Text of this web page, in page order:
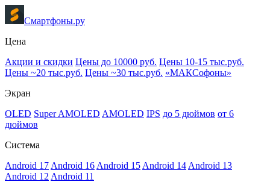
Смартфоны.ру
Цена
Акции и скидки Цены до 10000 руб. Цены 10-15 тыс.руб.
Цены ~20 тыс.руб. Цены ~30 тыс.руб. «МАКСофоны»
Экран
OLED Super AMOLED AMOLED IPS до 5 дюймов от 6
дюймов
Система
Android 17 Android 16 Android 15 Android 14 Android 13
Android 12 Android 11